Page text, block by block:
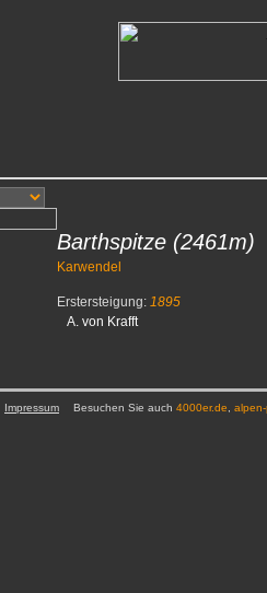
Barthspitze (2461m)
Karwendel
Erstersteigung: 1895
A. von Krafft
Impressum Besuchen Sie auch 4000er.de